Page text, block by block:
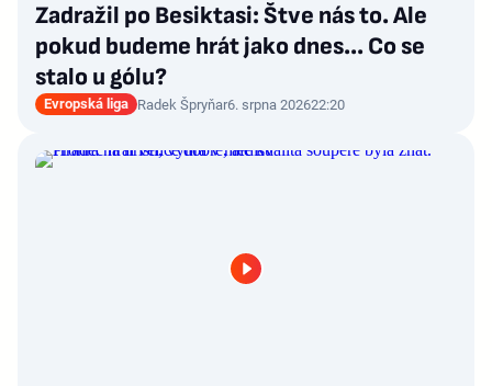
Zadražil po Besiktasi: Štve nás to. Ale
pokud budeme hrát jako dnes... Co se
stalo u gólu?
Evropská liga Radek Špryňar6. srpna 202622:20